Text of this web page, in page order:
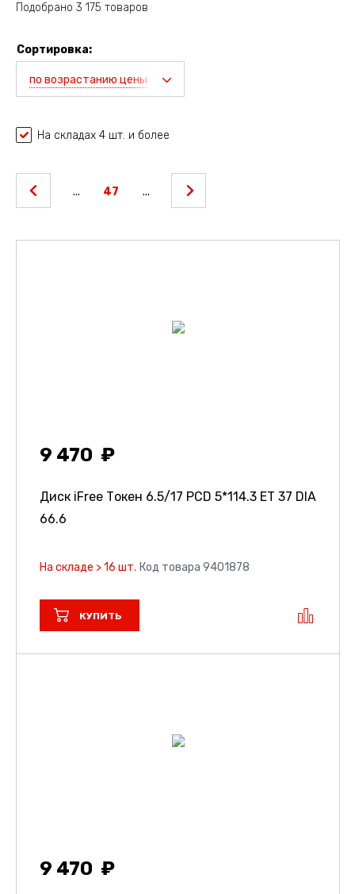
Подобрано 3 175 товаров
Сортировка:
по возрастанию цены
На складах 4 шт. и более
... 47 ...
9 470
Диск iFree Токен 6.5/17 PCD 5*114.3 ET 37 DIA
66.6
На складе > 16 шт. Код товара 9401878
КУПИТЬ
9 470